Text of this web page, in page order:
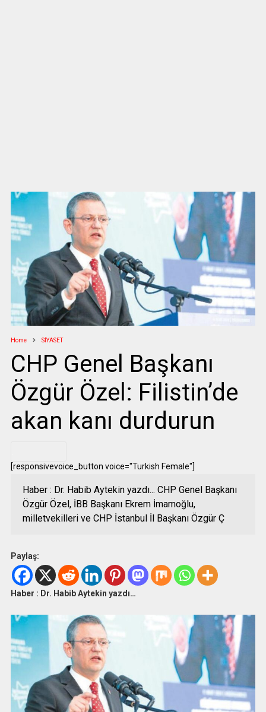
Home SİYASET
CHP Genel Başkanı
Özgür Özel: Filistin’de
akan kanı durdurun
[responsivevoice_button voice="Turkish Female"]
Haber : Dr. Habib Aytekin yazdı... CHP Genel Başkanı
Özgür Özel, İBB Başkanı Ekrem İmamoğlu,
milletvekilleri ve CHP İstanbul İl Başkanı Özgür Ç
Paylaş:
Haber : Dr. Habib Aytekin yazdı…